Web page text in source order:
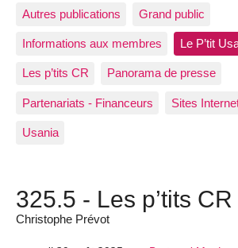
Autres publications Grand public
Informations aux membres Le P’tit
Les p’tits CR Panorama de presse
Partenariats - Financeurs Sites
Usania
325.5 - Les p’tits CR
Christophe Prévot